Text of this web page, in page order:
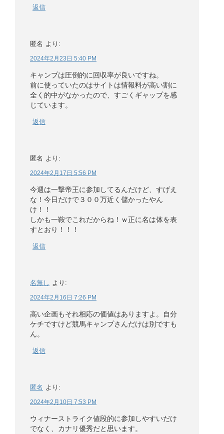
返信
匿名 より:
2024年2月23日 5:40 PM
キャンプは圧倒的に回収率が良いですね。
前に使っていたのはサイトは情報料が高い割に
全く的中がなかったので、すごくギャップを感
じています。
返信
匿名 より:
2024年2月17日 5:56 PM
今週は一撃帝王に参加してるんだけど、すげえ
な！今日だけで３００万近く儲かったやん
け！！
しかも一鞍でこれだからね！ｗ正に名は体を表
すとおり！！！
返信
名無し より:
2024年2月16日 7:26 PM
高い企画もそれ相応の価値はありますよ。自分
ケチですけど競馬キャンプさんだけは別ですも
ん。
返信
匿名 より:
2024年2月10日 7:53 PM
ウィナーストライク値段的に参加しやすいだけ
でなく、カナリ優秀だと思います。